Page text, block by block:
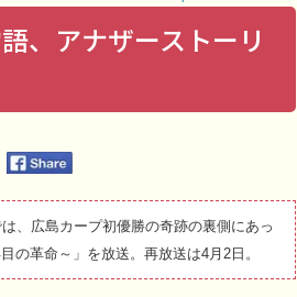
、アナザーストーリ
、広島カープ初優勝の奇跡の裏側にあっ
革命～」を放送。再放送は4月2日。